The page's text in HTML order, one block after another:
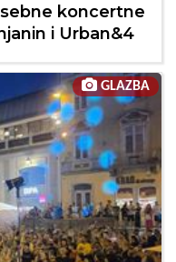
koncertne
i Urban&4
GLAZBA